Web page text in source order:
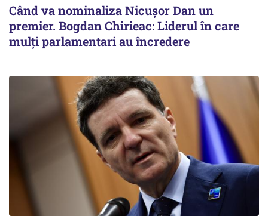
Când va nominaliza Nicușor Dan un
premier. Bogdan Chirieac: Liderul în care
mulți parlamentari au încredere